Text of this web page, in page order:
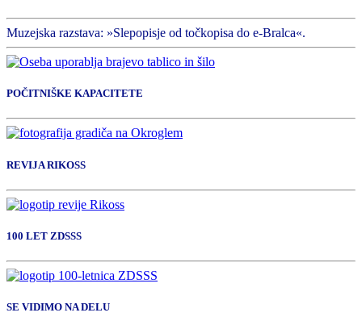
Muzejska razstava: »Slepopisje od točkopisa do e-Bralca«.
POČITNIŠKE KAPACITETE
REVIJA RIKOSS
100 LET ZDSSS
SE VIDIMO NA DELU